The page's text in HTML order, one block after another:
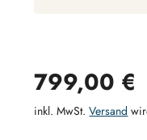
Normaler
799,00 €
inkl. MwSt.Versand